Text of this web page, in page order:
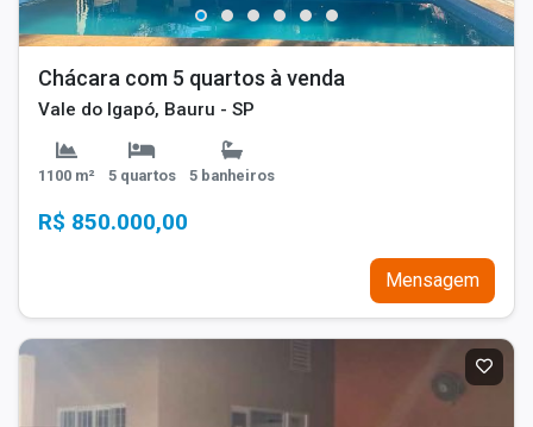
Chácara com 5 quartos à venda
Vale do Igapó, Bauru - SP
1100 m² 5 quartos 5 banheiros
R$ 850.000,00
Mensagem